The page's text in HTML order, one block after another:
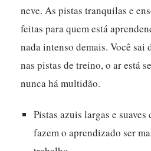
neve.As pistas tranquilas e
feitas para quem está
nada intenso demais. Você sai
nas pistas de treino, o ar está
nunca há multidão.
Pistas azuis largas e
fazem o aprendizado ser